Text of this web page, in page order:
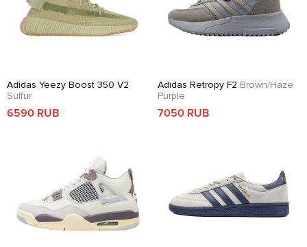
Adidas Yeezy Boost 350 V2
Sulfur
6590 RUB
Adidas Retropy F2 Brown/Haze
Purple
7050 RUB